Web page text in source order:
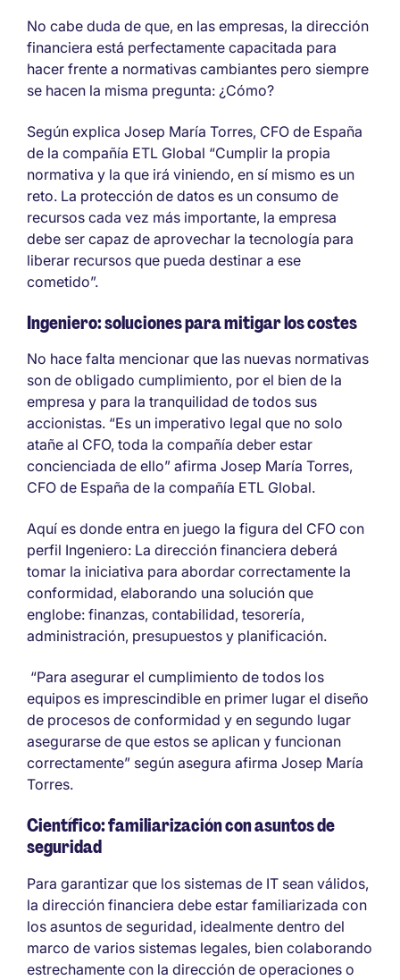
No cabe duda de que, en las empresas, la dirección
financiera está perfectamente capacitada para
hacer frente a normativas cambiantes pero siempre
se hacen la misma pregunta: ¿Cómo?
Según explica Josep María Torres, CFO de España
de la compañía ETL Global “Cumplir la propia
normativa y la que irá viniendo, en sí mismo es un
reto. La protección de datos es un consumo de
recursos cada vez más importante, la empresa
debe ser capaz de aprovechar la tecnología para
liberar recursos que pueda destinar a ese
cometido”.
Ingeniero: soluciones para mitigar los costes
No hace falta mencionar que las nuevas normativas
son de obligado cumplimiento, por el bien de la
empresa y para la tranquilidad de todos sus
accionistas. “Es un imperativo legal que no solo
atañe al CFO, toda la compañía deber estar
concienciada de ello” afirma Josep María Torres,
CFO de España de la compañía ETL Global.
Aquí es donde entra en juego la figura del CFO con
perfil Ingeniero: La dirección financiera deberá
tomar la iniciativa para abordar correctamente la
conformidad, elaborando una solución que
englobe: finanzas, contabilidad, tesorería,
administración, presupuestos y planificación.
“Para asegurar el cumplimiento de todos los
equipos es imprescindible en primer lugar el diseño
de procesos de conformidad y en segundo lugar
asegurarse de que estos se aplican y funcionan
correctamente” según asegura afirma Josep María
Torres.
Científico: familiarización con asuntos de
seguridad
Para garantizar que los sistemas de IT sean válidos,
la dirección financiera debe estar familiarizada con
los asuntos de seguridad, idealmente dentro del
marco de varios sistemas legales, bien colaborando
estrechamente con la dirección de operaciones o